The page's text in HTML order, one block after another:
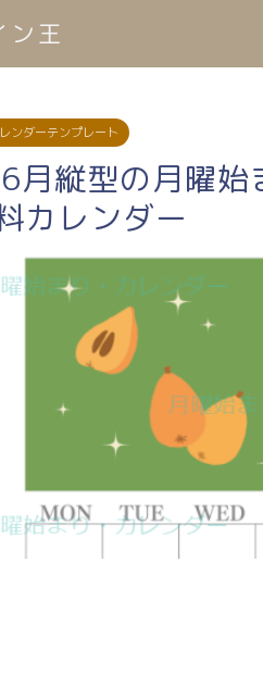
ン王
ンダーテンプレート
月縦型の月曜始
カレンダー